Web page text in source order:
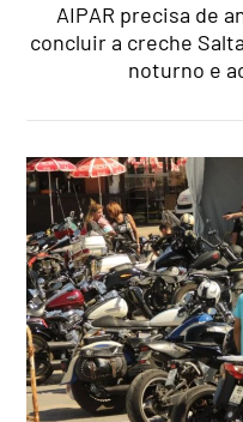
AIPAR precisa de
concluir a creche
noturno e